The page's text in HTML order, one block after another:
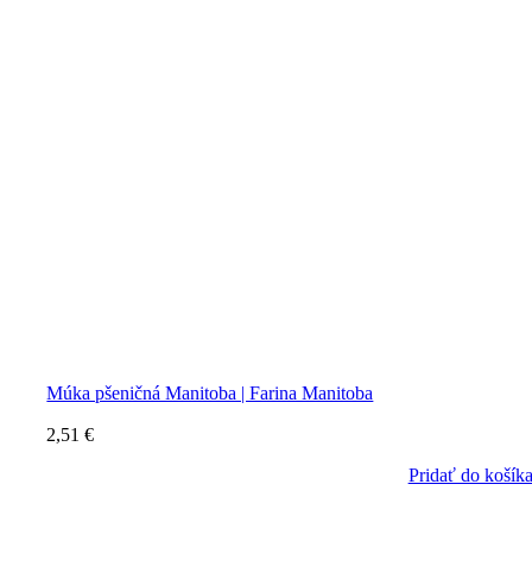
Múka pšeničná Manitoba | Farina Manitoba
2,51€
Pridať do košíka